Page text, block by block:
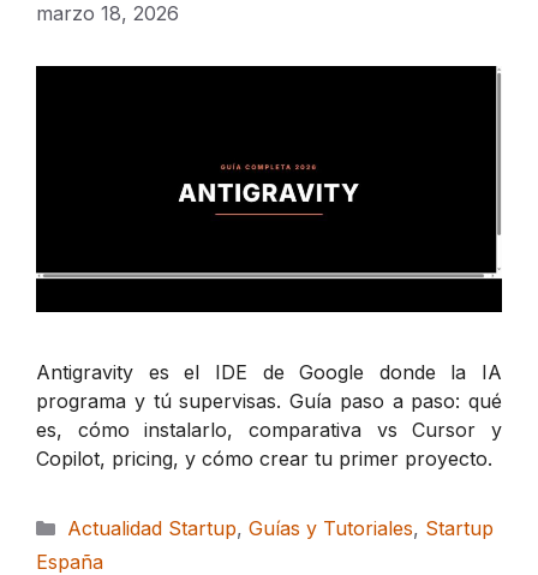
marzo 18, 2026
Antigravity es el IDE de Google donde la IA
programa y tú supervisas. Guía paso a paso: qué
es, cómo instalarlo, comparativa vs Cursor y
Copilot, pricing, y cómo crear tu primer proyecto.
Categorías
Actualidad Startup, Guías y Tutoriales, Startup
España